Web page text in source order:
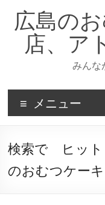
キ
プ
広島の
店、ア
みんな
メニュー
検索で ヒット
のおむつケーキ